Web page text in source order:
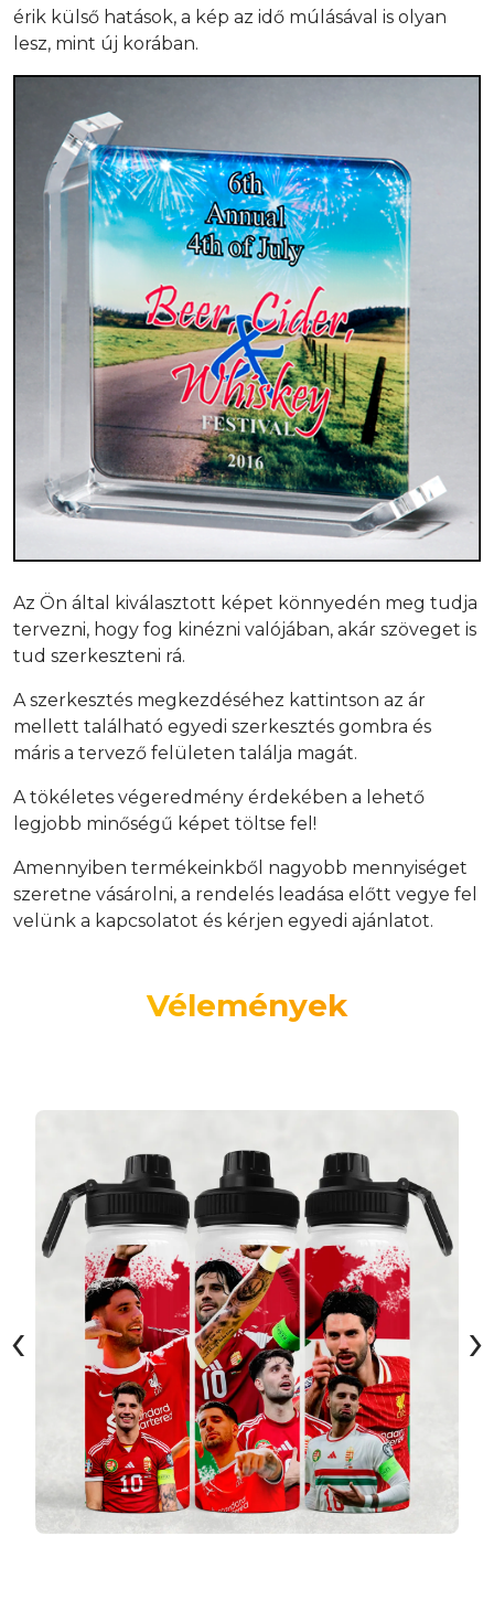
érik külső hatások, a kép az idő múlásával is olyan
lesz, mint új korában.
Az Ön által kiválasztott képet könnyedén meg tudja
tervezni, hogy fog kinézni valójában, akár szöveget is
tud szerkeszteni rá.
A szerkesztés megkezdéséhez kattintson az ár
mellett található egyedi szerkesztés gombra és
máris a tervező felületen találja magát.
A tökéletes végeredmény érdekében a lehető
legjobb minőségű képet töltse fel!
Amennyiben termékeinkből nagyobb mennyiséget
szeretne vásárolni, a rendelés leadása előtt vegye fel
velünk a kapcsolatot és kérjen egyedi ajánlatot.
Vélemények
‹ ›